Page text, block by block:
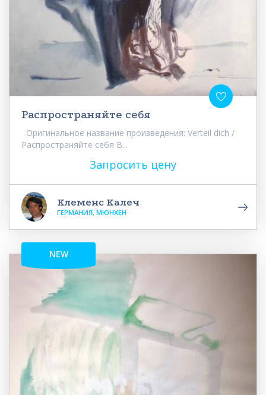
Распространяйте себя
Оригинальное название произведения: Verteil dich /
Распространяйте себя В...
Запросить цену
Клеменс Калеч
ГЕРМАНИЯ, МЮНХЕН
NEW